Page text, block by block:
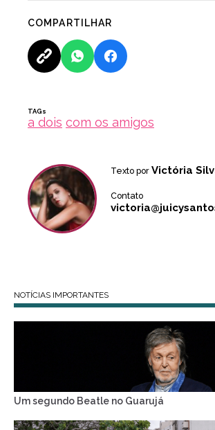
COMPARTILHAR
TAGs
a dois com os amigos
Texto por Victória
Contato
NOTÍCIAS IMPORTANTES
Um segundo Beatle no Guarujá